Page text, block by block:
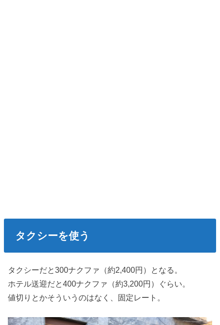
タクシーを使う
タクシーだと300ナクファ（約2,400円）となる。
ホテル送迎だと400ナクファ（約3,200円）ぐらい。
値切りとかそういうのはなく、固定レート。